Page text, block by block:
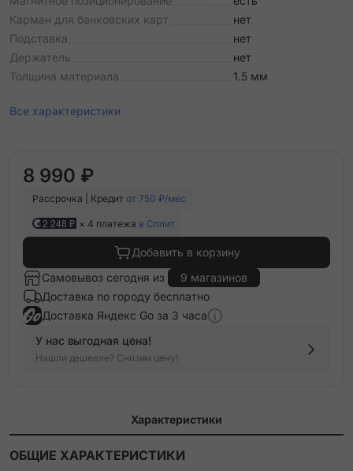
Карман для банковских карт
нет
Подставка
нет
Держатель
нет
Толщина материала
1.5 мм
Все характеристики
8 990 ₽
Рассрочка | Кредит от 750 ₽/мес
2 248 ₽ × 4 платежа в Сплит
Добавить в корзину
Самовывоз сегодня из
9 магазинов
Доставка по городу бесплатно
Доставка Яндекс Go за 3 часа
У нас выгодная цена!
Нашли дешевле? Снизим цену!
Характеристики
ОБЩИЕ ХАРАКТЕРИСТИКИ